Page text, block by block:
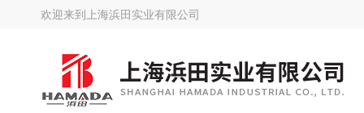
欢迎来到 上海浜田实业有限公司